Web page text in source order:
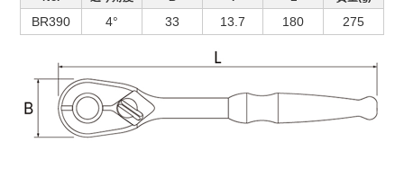
BR390 4° 33 13.7 180 275